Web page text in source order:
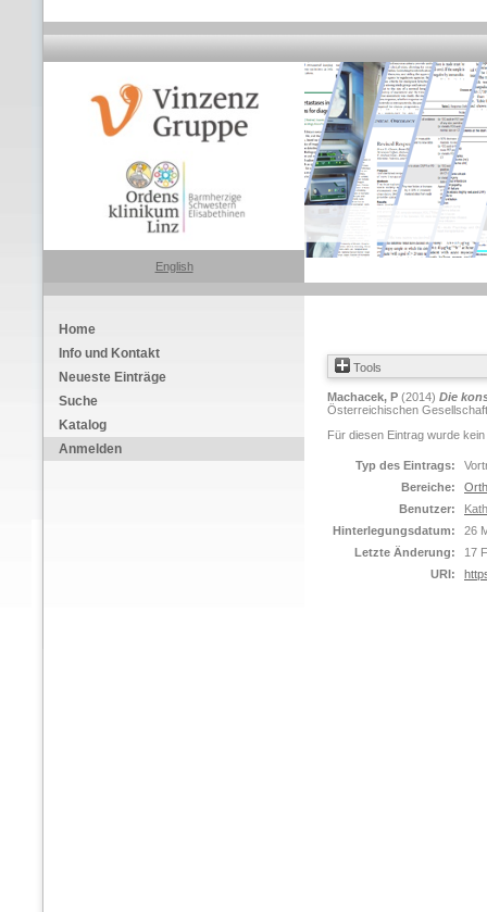
English
Home
Info und Kontakt
Neueste Einträge
Suche
Katalog
Anmelden
Tools
Machacek, P (2014) Die
Österreichischen
Für diesen Eintrag wurde
Typ des Eintrags:
Bereiche:
Benutzer:
Hinterlegungsdatum:
26
Letzte Änderung:
17
URI: